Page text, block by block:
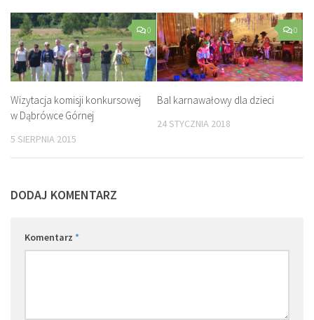
0
Wizytacja komisji konkursowej
w Dąbrówce Górnej
5 SIERPNIA 2015
0
Bal karnawałowy dla dzieci
24 STYCZNIA 2018
DODAJ KOMENTARZ
Komentarz *